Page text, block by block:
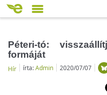
Péteri-tó:
formáját
Hír írta:Admin 2020/07/07